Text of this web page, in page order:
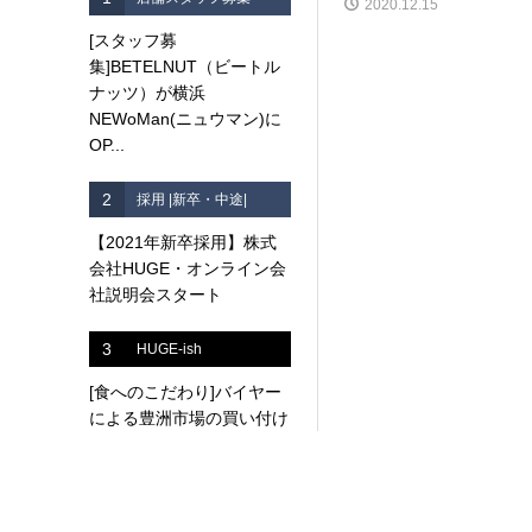
2020.12.15
[スタッフ募
集]BETELNUT（ビートル
ナッツ）が横浜
NEWoMan(ニュウマン)に
OP...
2 採用 |新卒・中途|
【2021年新卒採用】株式
会社HUGE・オンライン会
社説明会スタート
3 HUGE-ish
[食へのこだわり]バイヤー
による豊洲市場の買い付け